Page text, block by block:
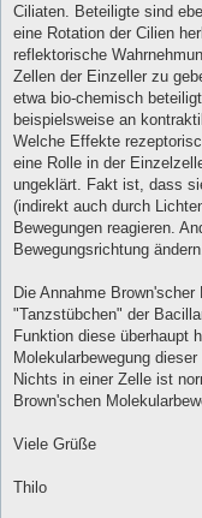
Ciliaten. Beteiligte sind
eine Rotation der Cilien
reflektorische
Zellen der Einzeller zu
etwa bio-chemisch
beispielsweise an
Welche Effekte
eine Rolle in der
ungeklärt. Fakt ist, dass
(indirekt auch durch
Bewegungen reagieren.
Bewegungsrichtung ändern.
Die Annahme
"Tanzstübchen" der
Funktion diese überhaupt
Molekularbewegung
Nichts in einer Zelle ist
Brown'schen
Viele Grüße
Thilo